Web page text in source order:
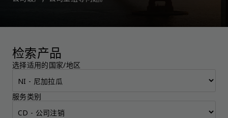
检索产品
选择适用的国家/地区
服务类别